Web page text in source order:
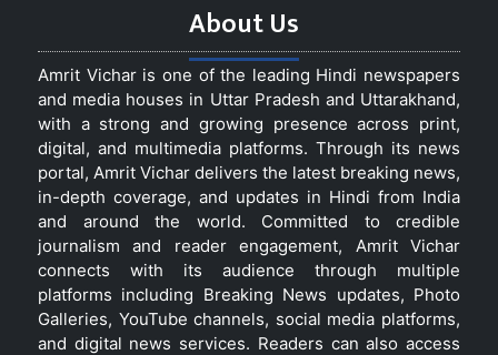
About Us
Amrit Vichar is one of the leading Hindi newspapers
and media houses in Uttar Pradesh and Uttarakhand,
with a strong and growing presence across print,
digital, and multimedia platforms. Through its news
portal, Amrit Vichar delivers the latest breaking news,
in-depth coverage, and updates in Hindi from India
and around the world. Committed to credible
journalism and reader engagement, Amrit Vichar
connects with its audience through multiple
platforms including Breaking News updates, Photo
Galleries, YouTube channels, social media platforms,
and digital news services. Readers can also access